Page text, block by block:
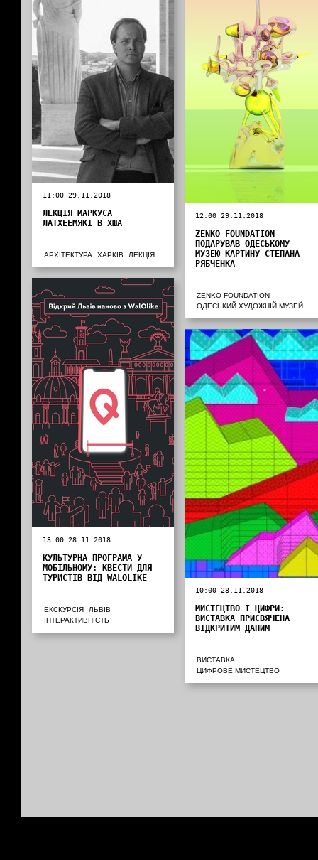
12:00 29.11.2018
ZENKO FOUNDATION
ПОДАРУВАВ ОДЕСЬКОМУ
МУЗЕЮ КАРТИНУ СТЕПАНА
РЯБЧЕНКА
ZENKO FOUNDATION
ОДЕСЬКИЙ ХУДОЖНІЙ МУЗЕЙ
11:00 29.11.2018
ЛЕКЦІЯ МАРКУСА
ЛАТХЕЕМЯКІ В ХША
АРХІТЕКТУРА ХАРКІВ ЛЕКЦІЯ
13:00 28.11.2018
КУЛЬТУРНА ПРОГРАМА У
МОБІЛЬНОМУ: КВЕСТИ ДЛЯ
ТУРИСТІВ ВІД WALQLIKE
ЕКСКУРСІЯ
ЛЬВІВ
ІНТЕРАКТИВНІСТЬ
10:00 28.11.2018
МИСТЕЦТВО І ЦИФРИ:
ВИСТАВКА ПРИСВЯЧЕНА
ВІДКРИТИМ ДАНИМ
ВИСТАВКА
ЦИФРОВЕ МИСТЕЦТВО